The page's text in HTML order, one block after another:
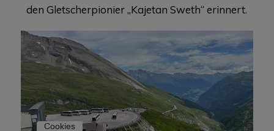
den Gletscherpionier „Kajetan Sweth“ erinnert.
Cookies